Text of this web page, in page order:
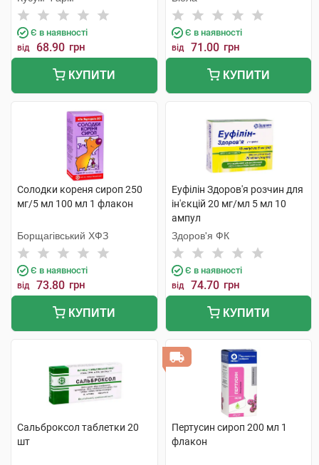
Є в наявності
від 68.90 грн
КУПИТИ
Є в наявності
від 71.00 грн
КУПИТИ
Солодки кореня сироп 250
мг/5 мл 100 мл 1 флакон
Борщагівський ХФЗ
Є в наявності
від 73.80 грн
КУПИТИ
Еуфілін Здоров'я розчин для
ін'єкцій 20 мг/мл 5 мл 10
ампул
Здоров'я ФК
Є в наявності
від 74.70 грн
КУПИТИ
Сальброксол таблетки 20
шт
Пертусин сироп 200 мл 1
флакон